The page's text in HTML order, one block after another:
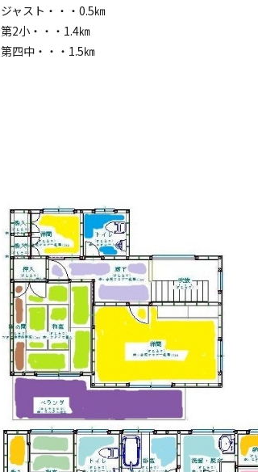
ジャスト・・・0.5㎞
第2小・・・1.4㎞
第四中・・・1.5㎞